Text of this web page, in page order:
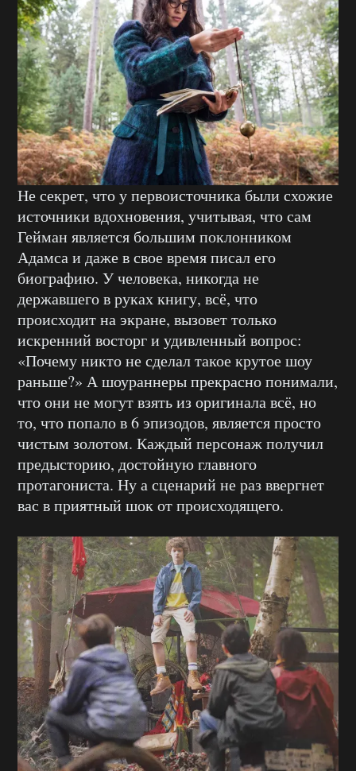
Не секрет, что у первоисточника были схожие
источники вдохновения, учитывая, что сам
Гейман является большим поклонником
Адамса и даже в свое время писал его
биографию. У человека, никогда не
державшего в руках книгу, всё, что
происходит на экране, вызовет только
искренний восторг и удивленный вопрос:
«Почему никто не сделал такое крутое шоу
раньше?» А шоураннеры прекрасно понимали,
что они не могут взять из оригинала всё, но
то, что попало в 6 эпизодов, является просто
чистым золотом. Каждый персонаж получил
предысторию, достойную главного
протагониста. Ну а сценарий не раз ввергнет
вас в приятный шок от происходящего.